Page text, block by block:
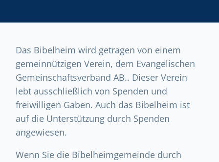
Das Bibelheim wird getragen von einem
gemeinnützigen Verein, dem Evangelischen
Gemeinschaftsverband AB.. Dieser Verein
lebt ausschließlich von Spenden und
freiwilligen Gaben. Auch das Bibelheim ist
auf die Unterstützung durch Spenden
angewiesen.
Wenn Sie die Bibelheimgemeinde durch